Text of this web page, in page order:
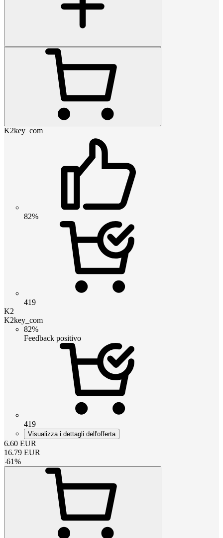
K2key_com
82%
419
K2
K2key_com
82%
Feedback positivo
419
Visualizza i dettagli dell'offerta
6.60 EUR
16.79 EUR
-61%